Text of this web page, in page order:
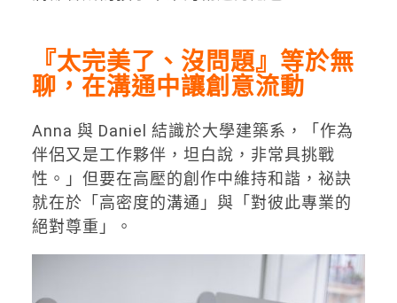
『太完美了、沒問題』等於無
聊，在溝通中讓創意流動
Anna 與 Daniel 結識於大學建築系，「作為
伴侶又是工作夥伴，坦白說，非常具挑戰
性。」但要在高壓的創作中維持和諧，祕訣
就在於「高密度的溝通」與「對彼此專業的
絕對尊重」。